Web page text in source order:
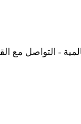
- التواصل مع